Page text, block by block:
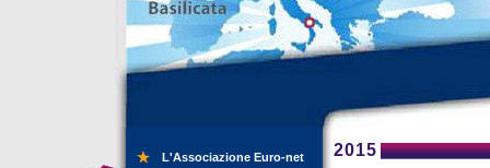
L'Associazione Euro-net 2015